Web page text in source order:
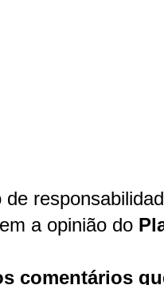
a opinião do
comentários